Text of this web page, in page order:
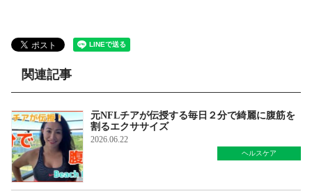
関連記事
元NFLチアが伝授する毎日２分で綺麗に腹筋を
割るエクササイズ
2026.06.22
ヘルスケア